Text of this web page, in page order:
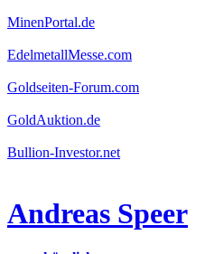
MinenPortal.de
EdelmetallMesse.com
Goldseiten-Forum.com
GoldAuktion.de
Bullion-Investor.net
Andreas Speer